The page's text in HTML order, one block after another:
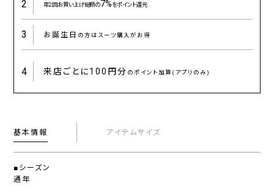
2 年2回お買い上げ総額の7%をポイント還元
3 お誕生日 の方はスーツ購入がお得
4 来店ごとに100円分 のポイント加算(アプリのみ)
基本情報 アイテムサイズ
■シーズン
通年